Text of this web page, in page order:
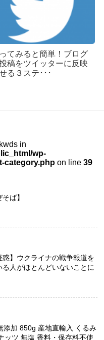
てみると簡単！ブログ
稿をツイッターに反映
る３ステ･･･
in
wp-
category.php on line 39
ば】
惑】ウクライナの戦争報道を
る人がほとんどいないことに
添加 850g 産地直輸入 くるみ
ッツ 無塩 香料・保存料不使